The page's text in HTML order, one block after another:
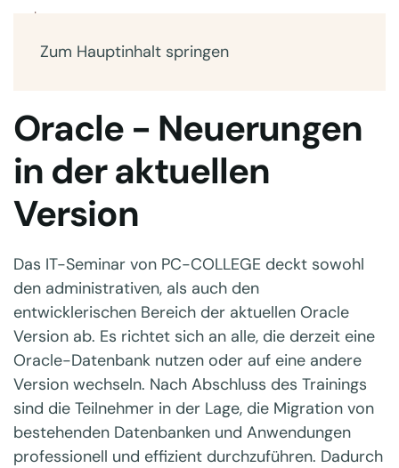
Zum Hauptinhalt springen
Oracle - Neuerungen
in der aktuellen
Version
Das IT-Seminar von PC-COLLEGE deckt sowohl
den administrativen, als auch den
entwicklerischen Bereich der aktuellen Oracle
Version ab. Es richtet sich an alle, die derzeit eine
Oracle-Datenbank nutzen oder auf eine andere
Version wechseln. Nach Abschluss des Trainings
sind die Teilnehmer in der Lage, die Migration von
bestehenden Datenbanken und Anwendungen
professionell und effizient durchzuführen. Dadurch